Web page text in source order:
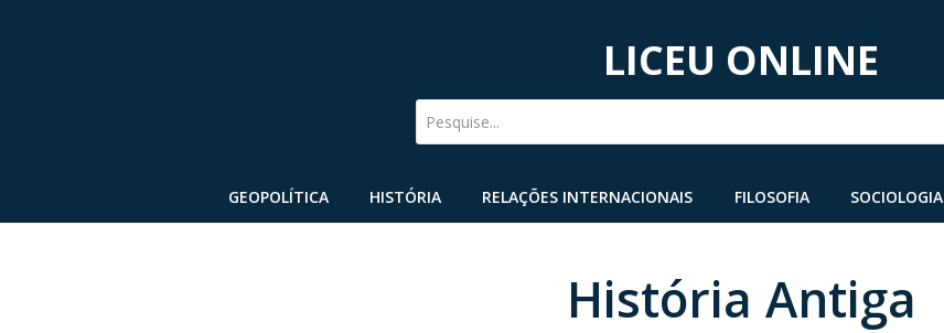
LICEU ONLINE
Pesquise...
GEOPOLÍTICA HISTÓRIA RELAÇÕES INTERNACIONAIS FILOSOFIA SOCIOLOGIA
História Antiga